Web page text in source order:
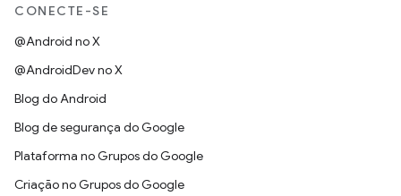
CONECTE-SE
@Android no X
@AndroidDev no X
Blog do Android
Blog de segurança do Google
Plataforma no Grupos do Google
Criação no Grupos do Google